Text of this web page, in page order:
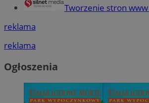
Tworzenie stron
reklama
reklama
Ogłoszenia